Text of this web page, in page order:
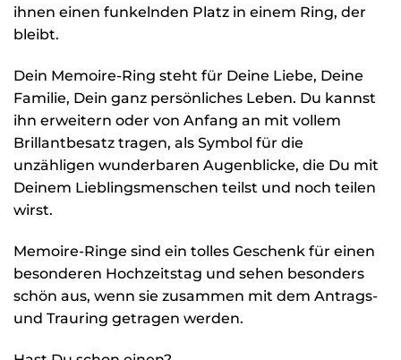
ihnen einen funkelnden Platz in einem Ring, der
bleibt.
Dein Memoire-Ring steht für Deine Liebe, Deine
Familie, Dein ganz persönliches Leben. Du kannst
ihn erweitern oder von Anfang an mit vollem
Brillantbesatz tragen, als Symbol für die
unzähligen wunderbaren Augenblicke, die Du mit
Deinem Lieblingsmenschen teilst und noch teilen
wirst.
Memoire-Ringe sind ein tolles Geschenk für einen
besonderen Hochzeitstag und sehen besonders
schön aus, wenn sie zusammen mit dem Antrags-
und Trauring getragen werden.